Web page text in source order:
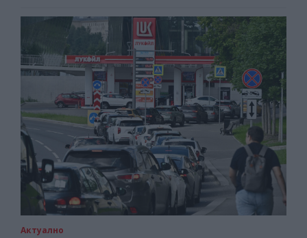
Актуално